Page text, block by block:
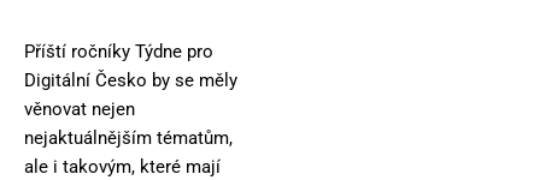
Příští ročníky Týdne pro
Digitální Česko by se měly
věnovat nejen
nejaktuálnějším tématům,
ale i takovým, které mají